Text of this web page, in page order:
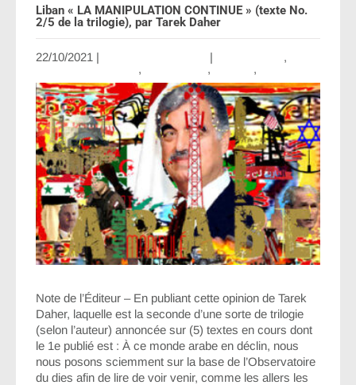
Liban « LA MANIPULATION CONTINUE » (texte No.
2/5 de la trilogie), par Tarek Daher
22/10/2021 | |
,
, , ,
Note de l’Éditeur – En publiant cette opinion de Tarek
Daher, laquelle est la seconde d’une sorte de trilogie
(selon l’auteur) annoncée sur (5) textes en cours dont
le 1e publié est : À ce monde arabe en déclin, nous
nous posons sciemment sur la base de l’Observatoire
du dies afin de lire de voir venir, comme les allers les